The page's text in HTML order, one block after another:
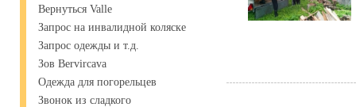
Вернуться Valle
Запрос на инвалидной коляске
Запрос одежды и т.д.
Зов Bervircava
Одежда для погорельцев
Звонок из сладкого